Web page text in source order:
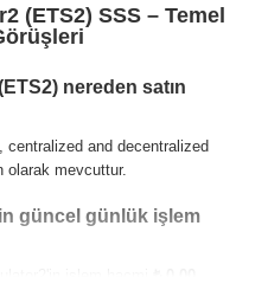
(ETS2) SSS – Temel
nereden satın
centralized and decentralized
olarak mevcuttur.
güncel günlük işlem